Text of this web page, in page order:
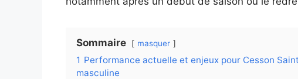
Sommaire masquer
1 Performance actuelle et enjeux pour Cesson
masculine